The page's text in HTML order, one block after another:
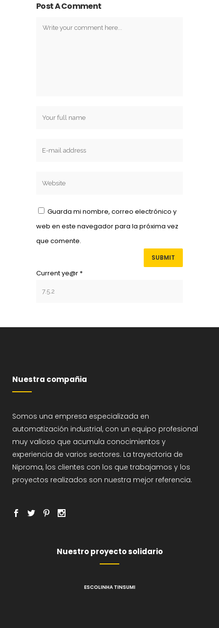
Post A Comment
Guarda mi nombre, correo electrónico y
web en este navegador para la próxima vez
que comente.
Current ye@r *
Nuestra compañia
Somos una empresa especializada en
automatización industrial, con un equipo profesional
muy valioso que acumula conocimientos y
experiencia de varios sectores. La trayectoria de
Niproma, los clientes con los que trabajamos y los
proyectos realizados son nuestra mejor referencia.
Nuestro proyecto solidario
ESCOLINHA TINSUMI